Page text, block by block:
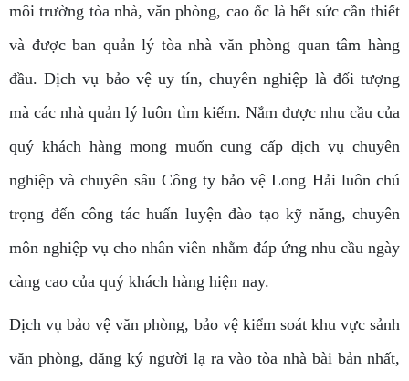
môi trường tòa nhà, văn phòng, cao ốc là hết sức cần thiết
và được ban quản lý tòa nhà văn phòng quan tâm hàng
đầu. Dịch vụ bảo vệ uy tín, chuyên nghiệp là đối tượng
mà các nhà quản lý luôn tìm kiếm. Nắm được nhu cầu của
quý khách hàng mong muốn cung cấp dịch vụ chuyên
nghiệp và chuyên sâu Công ty bảo vệ Long Hải luôn chú
trọng đến công tác huấn luyện đào tạo kỹ năng, chuyên
môn nghiệp vụ cho nhân viên nhằm đáp ứng nhu cầu ngày
càng cao của quý khách hàng hiện nay.
Dịch vụ bảo vệ văn phòng, bảo vệ kiểm soát khu vực sảnh
văn phòng, đăng ký người lạ ra vào tòa nhà bài bản nhất,